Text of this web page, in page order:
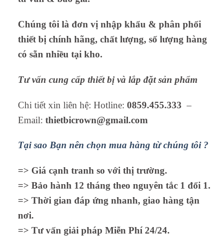
Chúng tôi là đơn vị nhập khẩu & phân phối
thiết bị chính hãng, chất lượng, số lượng hàng
có sẵn nhiều tại kho.
Tư vấn cung cấp thiết bị và lắp đặt sản phẩm
Chi tiết xin liên hệ: Hotline: 0859.455.333 –
Email: thietbicrown@gmail.com
Tại sao Bạn nên chọn mua hàng từ chúng tôi ?
=> Giá cạnh tranh so với thị trường.
=> Bảo hành 12 tháng theo nguyên tắc 1 đổi 1.
=> Thời gian đáp ứng nhanh, giao hàng tận
nơi.
=> Tư vấn giải pháp Miễn Phí 24/24.